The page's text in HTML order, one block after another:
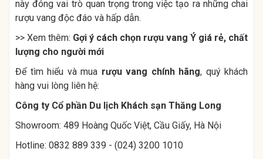
này đóng vai trò quan trọng trong việc tạo ra những chai
rượu vang độc đáo và hấp dẫn.
>> Xem thêm: Gợi ý cách chọn rượu vang Ý giá rẻ, chất
lượng cho người mới
Để tìm hiểu và mua rượu vang chính hãng, quý khách
hàng vui lòng liên hệ:
Công ty Cổ phần Du lịch Khách sạn Thăng Long
Showroom: 489 Hoàng Quốc Việt, Cầu Giấy, Hà Nội
Hotline: 0832 889 339 - (024) 3200 1010